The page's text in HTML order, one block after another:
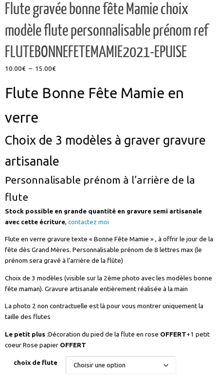
Flute gravée bonne fête Mamie choix
modèle flute personnalisable prénom ref
FLUTEBONNEFETEMAMIE2021-EPUISE
10.00€ – 15.00€Plage
prix :
10.00€
Flute Bonne Fête Mamie en
verre
Choix de 3 modèles à graver gravure
artisanale
Personnalisable prénom à l’arrière de la
flute
Stock possible en grande quantité en gravure semi artisanale
avec cette écriture, contactez moi
Flute en verre gravure texte « Bonne Fête Mamie » , à offrir le jour de la
fête dès Grand Mères. Personnalisable prénom de 8 lettres max (le
prénom sera gravé à l’arrière de la flûte)
Choix de 3 modèles (visible sur la 2ème photo avec les modèles bonne
fête maman). Gravure artisanale entièrement réalisée à la main
La photo 2 non contractuelle est là pour vous montrer uniquement la
taille des flutes
Le petit plus:Décoration du pied de la flute en rose OFFERT+1 petit
coeur Rose papier OFFERT
choix de flute